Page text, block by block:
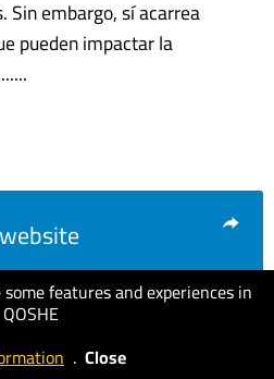
features and experiences in
QOSHE
. Close
Sin embargo, sí acarrea
pueden impactar la